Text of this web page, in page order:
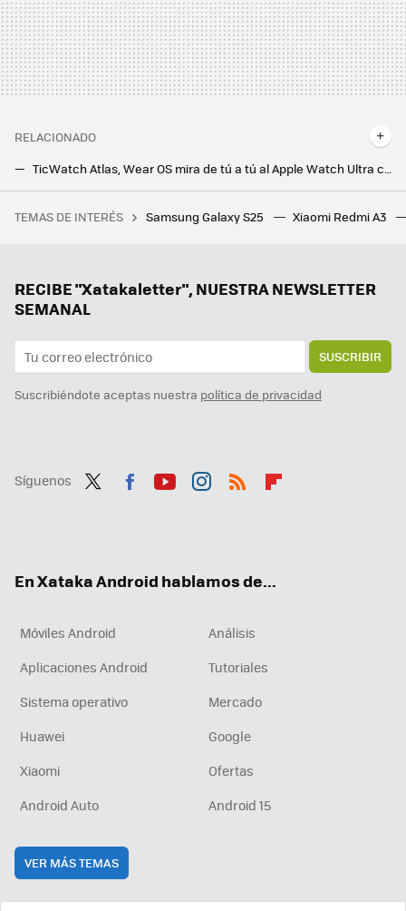
RELACIONADO
TicWatch Atlas, Wear OS mira de tú a tú al Apple Watch Ultra con un reloj pensado para resistir lo que le echen
Google Pixel Watch 3: ahora disponible en dos tamaños y con una pantalla el doble de brillante que la generación anterior
Durante décadas subimos a este rascacielos de Nueva York sin saber que los tornillos que lo sujetaban no aguantaban
TEMAS DE INTERÉS Samsung Galaxy S25 Xiaomi Redmi A3
RECIBE "Xatakaletter", NUESTRA NEWSLETTER
SEMANAL
SUSCRIBIR
Suscribiéndote aceptas nuestra política de privacidad
Síguenos
En Xataka Android hablamos de...
Móviles Android
Análisis
Aplicaciones Android
Tutoriales
Sistema operativo
Mercado
Huawei
Google
Xiaomi
Ofertas
Android Auto
Android 15
VER MÁS TEMAS